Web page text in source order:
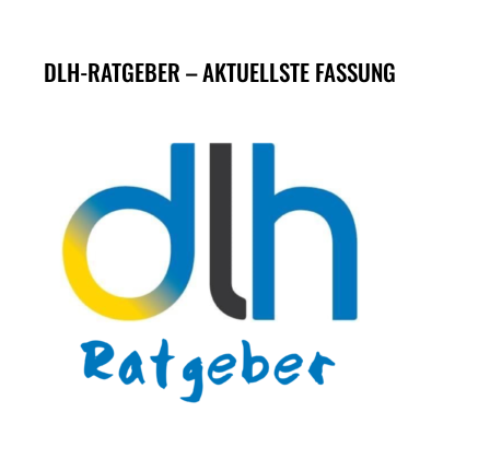
DLH-RATGEBER – AKTUELLSTE FASSUNG